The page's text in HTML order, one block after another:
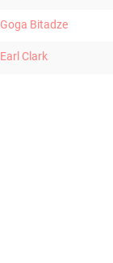
Goga Bitadze
Earl Clark